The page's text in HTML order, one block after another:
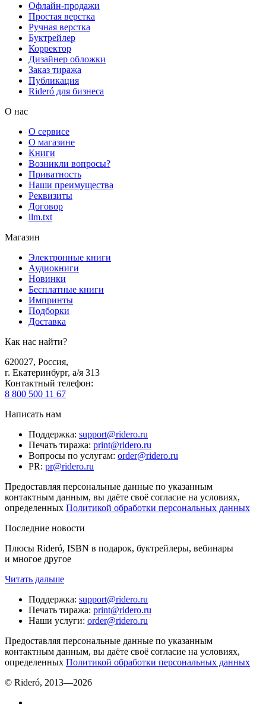
Офлайн-продажи
Простая верстка
Ручная верстка
Буктрейлер
Корректор
Дизайнер обложки
Заказ тиража
Публикация
Rideró для бизнеса
О нас
О сервисе
О магазине
Книги
Возникли вопросы?
Приватность
Наши преимущества
Реквизиты
Договор
llm.txt
Магазин
Электронные книги
Аудиокниги
Новинки
Бесплатные книги
Импринты
Подборки
Доставка
Как нас найти?
620027, Россия,
г. Екатеринбург, а/я 313
Контактный телефон:
8 800 500 11 67
Написать нам
Поддержка: support@ridero.ru
Печать тиража: print@ridero.ru
Вопросы по услугам: order@ridero.ru
PR: pr@ridero.ru
Предоставляя персональные данные по указанным
контактным данным, вы даёте своё согласие на условиях,
определенных Политикой обработки персональных данных
Последние новости
Плюсы Rideró, ISBN в подарок, буктрейлеры, вебинары
и многое другое
Читать дальше
Поддержка: support@ridero.ru
Печать тиража: print@ridero.ru
Наши услуги: order@ridero.ru
Предоставляя персональные данные по указанным
контактным данным, вы даёте своё согласие на условиях,
определенных Политикой обработки персональных данных
© Rideró, 2013—2026